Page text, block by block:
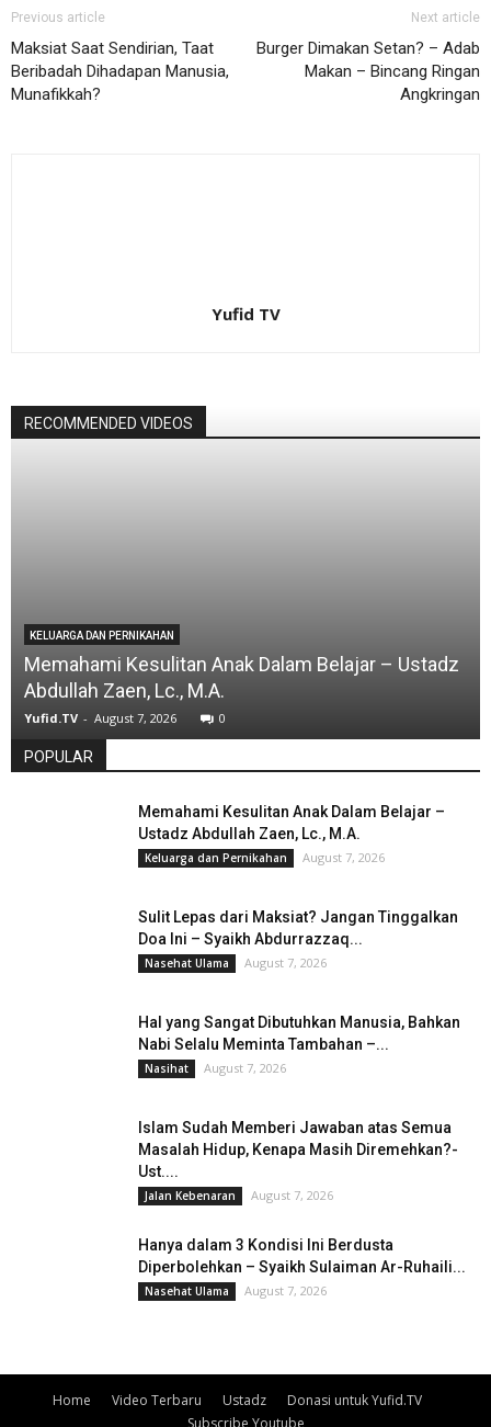
Previous article
Maksiat Saat Sendirian, Taat
Beribadah Dihadapan Manusia,
Munafikkah?
Next article
Burger Dimakan Setan? – Adab
Makan – Bincang Ringan
Angkringan
Yufid TV
RECOMMENDED VIDEOS
KELUARGA DAN PERNIKAHAN
Memahami Kesulitan Anak Dalam Belajar – Ustadz
Abdullah Zaen, Lc., M.A.
Yufid.TV - August 7, 2026 0
POPULAR
Memahami Kesulitan Anak Dalam Belajar –
Ustadz Abdullah Zaen, Lc., M.A.
Keluarga dan Pernikahan August 7, 2026
Sulit Lepas dari Maksiat? Jangan Tinggalkan
Doa Ini – Syaikh Abdurrazzaq...
Nasehat Ulama August 7, 2026
Hal yang Sangat Dibutuhkan Manusia, Bahkan
Nabi Selalu Meminta Tambahan –...
Nasihat August 7, 2026
Islam Sudah Memberi Jawaban atas Semua
Masalah Hidup, Kenapa Masih Diremehkan?-
Ust....
Jalan Kebenaran August 7, 2026
Hanya dalam 3 Kondisi Ini Berdusta
Diperbolehkan – Syaikh Sulaiman Ar-Ruhaili...
Nasehat Ulama August 7, 2026
Home Video Terbaru Ustadz
Donasi untuk Yufid.TV
Subscribe Youtube